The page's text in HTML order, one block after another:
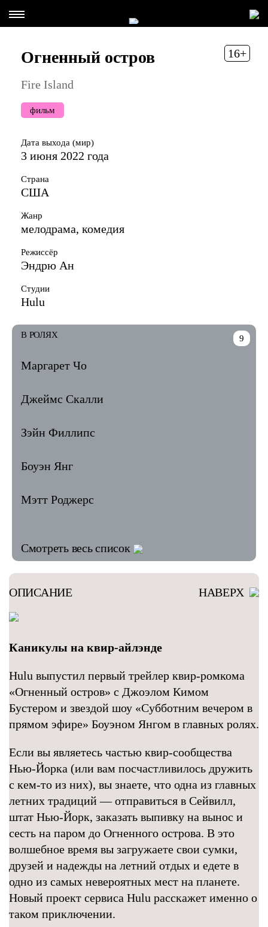
16+
Огненный остров
Fire Island
фильм
Дата выхода (мир)
3 июня 2022 года
Страна
США
Жанр
мелодрама, комедия
Режиссёр
Эндрю Ан
Студии
Hulu
9
В РОЛЯХ
Маргарет Чо
Джеймс Скалли
Зэйн Филлипс
Боуэн Янг
Мэтт Роджерс
Смотреть весь список
ОПИСАНИЕ НАВЕРХ
Каникулы на квир-айлэнде
Hulu выпустил первый трейлер квир-ромкома
«Огненный остров» с Джоэлом Кимом
Бустером и звездой шоу «Субботним вечером в
прямом эфире» Боуэном Янгом в главных ролях.
Если вы являетесь частью квир-сообщества
Нью-Йорка (или вам посчастливилось дружить
с кем-то из них), вы знаете, что одна из главных
летних традиций — отправиться в Сейвилл,
штат Нью-Йорк, заказать выпивку на вынос и
сесть на паром до Огненного острова. В это
волшебное время вы загружаете свои сумки,
друзей и надежды на летний отдых и едете в
одно из самых невероятных мест на планете.
Новый проект сервиса Hulu расскажет именно о
таком приключении.